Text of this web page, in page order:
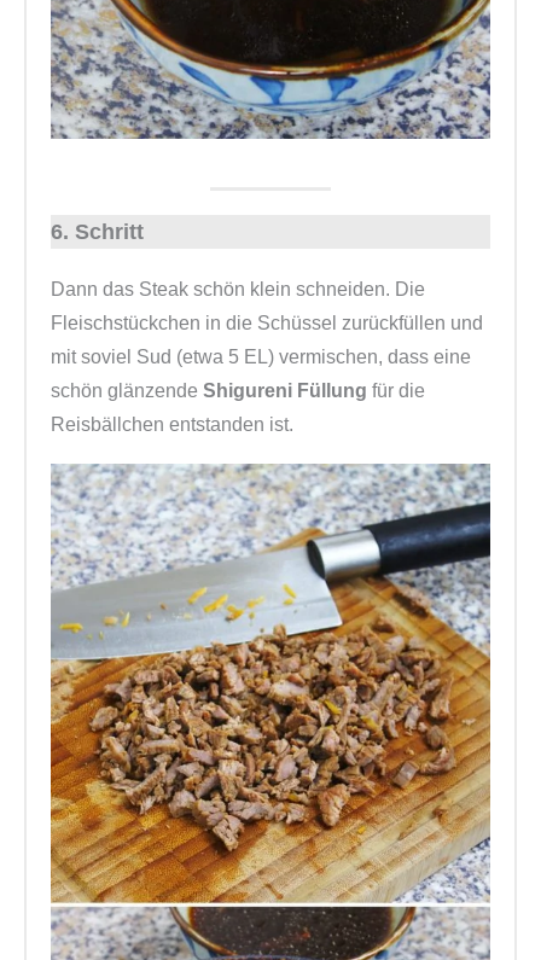
6. Schritt
Dann das Steak schön klein schneiden. Die
Fleischstückchen in die Schüssel zurückfüllen und
mit soviel Sud (etwa 5 EL) vermischen, dass eine
schön glänzende Shigureni Füllung für die
Reisbällchen entstanden ist.